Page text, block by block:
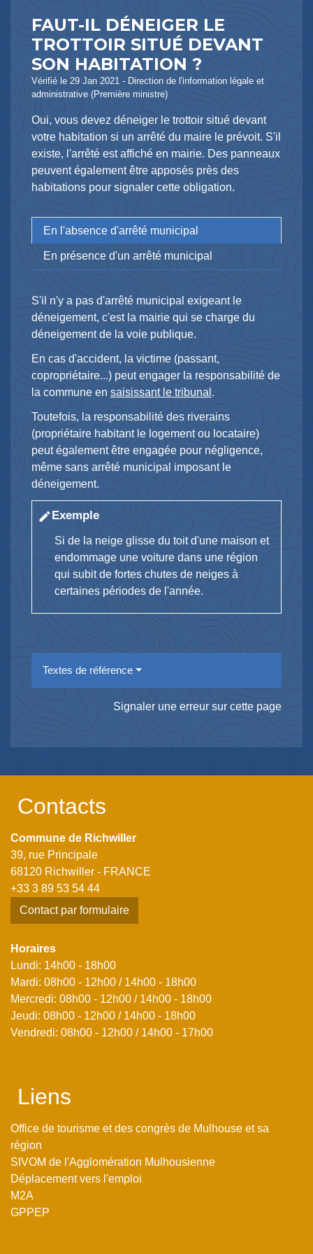
FAUT-IL DÉNEIGER LE
TROTTOIR SITUÉ DEVANT
SON HABITATION ?
Vérifié le 29 Jan 2021 - Direction de l'information légale et
administrative (Première ministre)
Oui, vous devez déneiger le trottoir situé devant
votre habitation si un arrêté du maire le prévoit. S'il
existe, l'arrêté est affiché en mairie. Des panneaux
peuvent également être apposés près des
habitations pour signaler cette obligation.
En l'absence d'arrêté municipal
En présence d'un arrêté municipal
S'il n'y a pas d'arrêté municipal exigeant le
déneigement, c'est la mairie qui se charge du
déneigement de la voie publique.
En cas d'accident, la victime (passant,
copropriétaire...) peut engager la responsabilité de
la commune ensaisissant le tribunal .
Toutefois, la responsabilité des riverains
(propriétaire habitant le logement ou locataire)
peut également être engagée pour négligence,
même sans arrêté municipal imposant le
déneigement.
edit Exemple
Si de la neige glisse du toit d'une maison et
endommage une voiture dans une région
qui subit de fortes chutes de neiges à
certaines périodes de l'année.
Textes de référence
Signaler une erreur sur cette page
Contacts
Commune de Richwiller
39, rue Principale
68120 Richwiller - FRANCE
+33 3 89 53 54 44
Contact par formulaire
Horaires
Lundi: 14h00 - 18h00
Mardi: 08h00 - 12h00 / 14h00 - 18h00
Mercredi: 08h00 - 12h00 / 14h00 - 18h00
Jeudi: 08h00 - 12h00 / 14h00 - 18h00
Vendredi: 08h00 - 12h00 / 14h00 - 17h00
Liens
Office de tourisme et des congrès de Mulhouse et sa
région
SIVOM de l'Agglomération Mulhousienne
Déplacement vers l'emploi
M2A
GPPEP